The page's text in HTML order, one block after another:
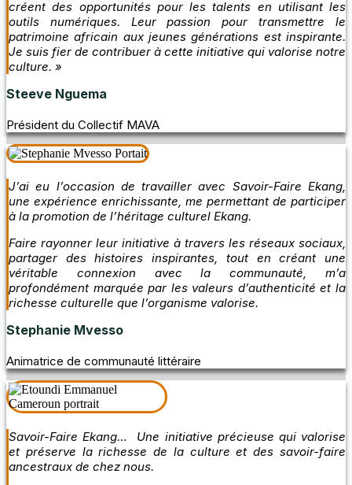
créent des opportunités pour les talents en utilisant les
outils numériques. Leur passion pour transmettre le
patrimoine africain aux jeunes générations est inspirante.
Je suis fier de contribuer à cette initiative qui valorise notre
culture. »
Steeve Nguema
Président du Collectif MAVA
J’ai eu l’occasion de travailler avec Savoir-Faire Ekang,
une expérience enrichissante, me permettant de participer
à la promotion de l’héritage culturel Ekang.
Faire rayonner leur initiative à travers les réseaux sociaux,
partager des histoires inspirantes, tout en créant une
véritable connexion avec la communauté, m’a
profondément marquée par les valeurs d’authenticité et la
richesse culturelle que l’organisme valorise.
Stephanie Mvesso
Animatrice de communauté littéraire
Savoir-Faire Ekang… Une initiative précieuse qui valorise
et préserve la richesse de la culture et des savoir-faire
ancestraux de chez nous.